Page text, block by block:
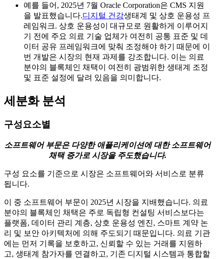
예를 들어, 2025년 7월 Oracle Corporation은 CMS 지원
을 발표했습니다.디지털 건강생태계 및 상호 운용성 프
레임워크. 상호 운용성이 대규모로 원활하게 이루어지
기 전에 주요 의료 기술 업체가 여전히 공통 표준 및 데
이터 공유 프레임워크에 맞춰 조정해야 하기 때문에 이
번 개발은 시장의 현재 과제를 강조합니다. 이는 의료
분야의 블록체인 채택이 여전히 광범위한 생태계 조정
및 표준 설정에 달려 있음을 의미합니다.
세분화 분석
구성요소별
소프트웨어 부문은 다양한 애플리케이션에 대한 소프트웨어
채택 증가로 시장을 주도했습니다.
구성 요소를 기준으로 시장은 소프트웨어와 서비스로 분류
됩니다.
이 중 소프트웨어 부문이 2025년 시장을 지배했습니다. 의료
분야의 블록체인 채택은 주로 독립형 컨설팅 서비스보다는
플랫폼, 데이터 관리 계층, 상호 운용성 엔진, 스마트 계약 논
리 및 보안 아키텍처에 의해 주도되기 때문입니다. 의료 기관
에는 먼저 기록을 보호하고, 신뢰할 수 있는 거래를 지원하
고, 생태계 참가자를 연결하고, 기존 디지털 시스템과 통합할